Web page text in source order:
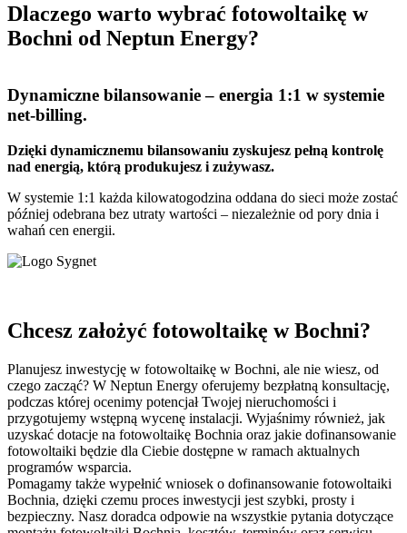
Dlaczego warto wybrać fotowoltaikę w
Bochni od Neptun Energy?
Dynamiczne bilansowanie– energia 1:1 w systemie
net-billing.
Dzięki dynamicznemu bilansowaniu zyskujesz pełną kontrolę
nad energią, którą produkujesz i zużywasz.
W systemie 1:1 każda kilowatogodzina oddana do sieci może zostać
później odebrana bez utraty wartości – niezależnie od pory dnia i
wahań cen energii.
Chcesz założyć fotowoltaikę w Bochni?
Planujesz inwestycję w fotowoltaikę w Bochni, ale nie wiesz, od
czego zacząć? W Neptun Energy oferujemy bezpłatną konsultację,
podczas której ocenimy potencjał Twojej nieruchomości i
przygotujemy wstępną wycenę instalacji. Wyjaśnimy również, jak
uzyskać dotacje na fotowoltaikę Bochnia oraz jakie dofinansowanie
fotowoltaiki będzie dla Ciebie dostępne w ramach aktualnych
programów wsparcia.
Pomagamy także wypełnić wniosek o dofinansowanie fotowoltaiki
Bochnia, dzięki czemu proces inwestycji jest szybki, prosty i
bezpieczny. Nasz doradca odpowie na wszystkie pytania dotyczące